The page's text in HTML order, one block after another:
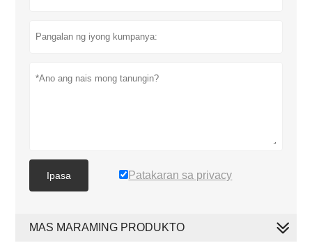
Ipasa Patakaran sa privacy
MAS MARAMING PRODUKTO